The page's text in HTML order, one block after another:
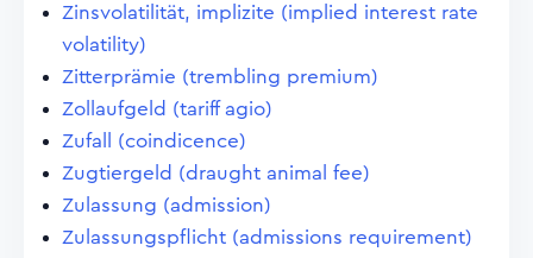
Zinsvolatilität, implizite (implied interest rate
volatility)
Zitterprämie (trembling premium)
Zollaufgeld (tariff agio)
Zufall (coindicence)
Zugtiergeld (draught animal fee)
Zulassung (admission)
Zulassungspflicht (admissions requirement)